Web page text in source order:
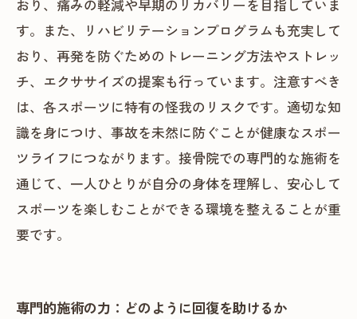
おり、痛みの軽減や早期のリカバリーを目指していま
す。また、リハビリテーションプログラムも充実して
おり、再発を防ぐためのトレーニング方法やストレッ
チ、エクササイズの提案も行っています。注意すべき
は、各スポーツに特有の怪我のリスクです。適切な知
識を身につけ、事故を未然に防ぐことが健康なスポー
ツライフにつながります。接骨院での専門的な施術を
通じて、一人ひとりが自分の身体を理解し、安心して
スポーツを楽しむことができる環境を整えることが重
要です。
専門的施術の力：どのように回復を助けるか